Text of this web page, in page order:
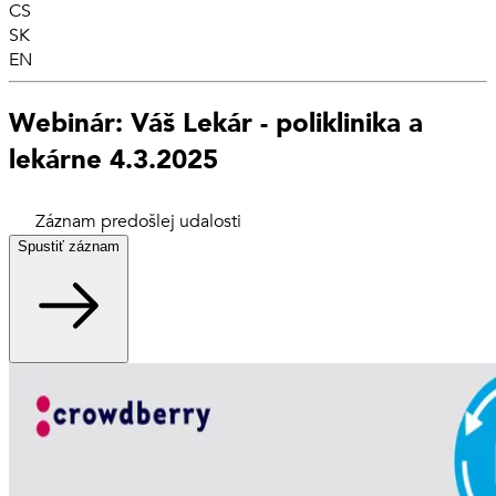
CS
SK
EN
Webinár: Váš Lekár - poliklinika a
lekárne 4.3.2025
Záznam predošlej udalosti
Spustiť záznam